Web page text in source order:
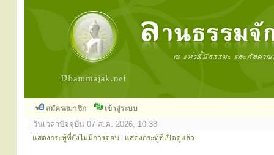
สมัครสมาชิก เข้าสู่ระบบ
วันเวลาปัจจุบัน 07 ส.ค. 2026, 10:38
แสดงกระทู้ที่ยังไม่มีการตอบ แสดงกระทู้ที่เปิดดูแล้ว